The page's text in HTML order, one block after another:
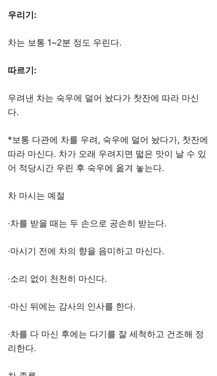
우리기:
차는 보통 1~2분 정도 우린다.
따르기:
우려낸 차는 숙우에 덜어 놨다가 찻잔에 따라 마신
다.
*보통 다관에 차를 우려, 숙우에 덜어 놨다가, 찻잔에
따라 마신다. 차가 오래 우려지면 떫은 맛이 날 수 있
어 적당시간 우린 후 숙우에 옮겨 놓는다.
차 마시는 예절
·차를 받을 때는 두 손으로 공손히 받는다.
·마시기 전에 차의 향을 음미하고 마신다.
·소리 없이 천천히 마신다.
·마신 뒤에는 감사의 인사를 한다.
·차를 다 마신 후에는 다기를 잘 세척하고 건조해 정
리한다.